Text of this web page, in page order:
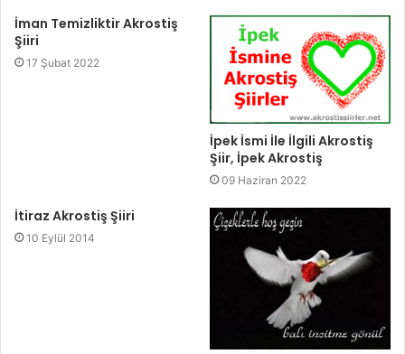
İman Temizliktir Akrostiş
Şiiri
17 Şubat 2022
İpek İsmi İle İlgili Akrostiş
Şiir, İpek Akrostiş
09 Haziran 2022
İtiraz Akrostiş Şiiri
10 Eylül 2014